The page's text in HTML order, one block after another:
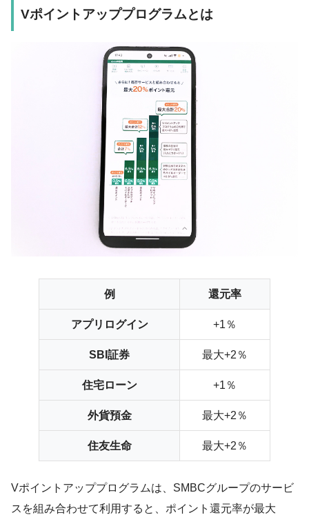
Vポイントアッププログラムとは
例 還元率
アプリログイン +1％
SBI証券 最大+2％
住宅ローン +1％
外貨預金 最大+2％
住友生命 最大+2％
Vポイントアッププログラムは、SMBCグループのサービ
スを組み合わせて利用すると、ポイント還元率が最大